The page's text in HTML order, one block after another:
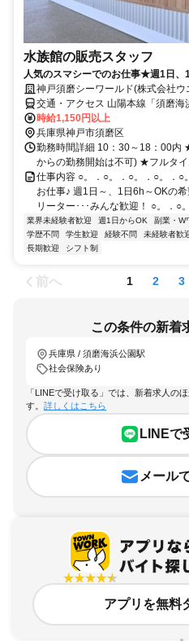
水族館の販売スタッフ
人気のスマシーでのお仕事★週1日、
神戸須磨シーワールド(株式会社ウ
交通・アクセス 山陽本線「須磨海
線「月見山駅」より徒歩12分・「
時給1,150円以上
兵庫県神戸市須磨区
勤務時間詳細 10：30～18：00
からの勤務開始は不可) ★フルタイ
仕事内容 ○。．○。．○。．○。．○
お仕事♪ 週1日～、1日6h～OKの
リーター･･･みんな歓迎！ ○。．○
業界未経験者歓迎 週1日からOK 副業・W
学歴不問
学生歓迎 経験不問 未経験者歓
長期歓迎
シフト制
前へ 1 2 3
この条件の新着
兵庫県 / 須磨海浜公園駅
社会保険あり
「LINEで受け取る」では、新着求人の
す。 詳しくはこちら
LINEで
メール
アプリを無料